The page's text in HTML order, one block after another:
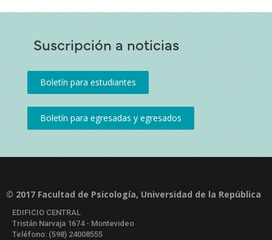
Suscripción a noticias
© 2017 Facultad de Psicología, Universidad de la República
EDIFICIO CENTRAL
Tristán Narvaja 1674 - Montevideo
Teléfono: (598) 24008555